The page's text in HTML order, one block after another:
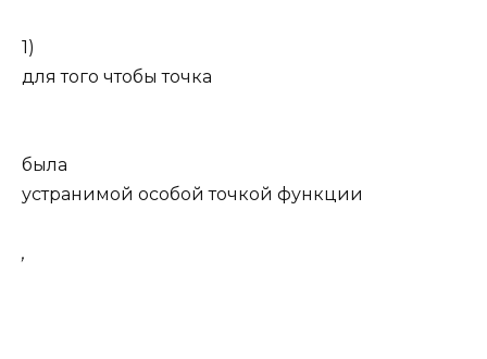
1)
для того чтобы точка
была
устранимой особой точкой функции
,